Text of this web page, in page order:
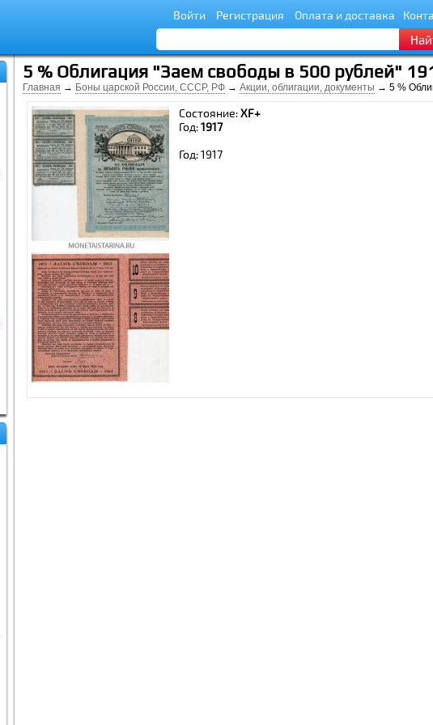
Войти Регистрация Оплата и доставка
5 % Облигация "Заем свободы в 500 рублей"
Главная → Боны царской России, СССР, РФ → Акции, облигации, документы → 5 %
Состояние:XF+
Год:1917
Год: 1917